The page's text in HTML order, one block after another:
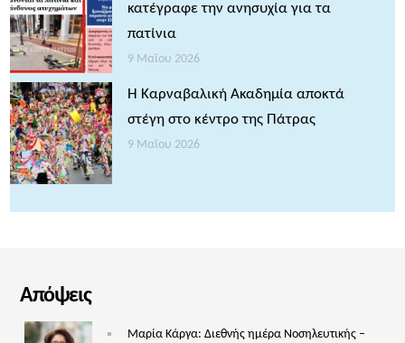
κατέγραφε την ανησυχία για τα
πατίνια
9 Μαΐου 2026
Η Καρναβαλική Ακαδημία αποκτά
στέγη στο κέντρο της Πάτρας
9 Μαΐου 2026
Απόψεις
Μαρία Κάργα: Διεθνής ημέρα Νοσηλευτικής –